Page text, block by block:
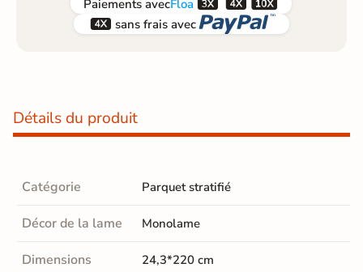
Paiements avecFloa
 sans frais avec 
Détails du produit
Catégorie Parquet stratifié
Décor de la lame Monolame
Dimensions 24,3*220 cm